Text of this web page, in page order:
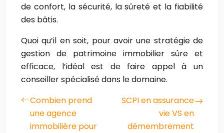
de confort, la sécurité, la sûreté et la fiabilité
des bâtis.
Quoi qu’il en soit, pour avoir une stratégie de
gestion de patrimoine immobilier sûre et
efficace, l’idéal est de faire appel à un
conseiller spécialisé dans le domaine.
Combien prend
une agence
immobilière pour
SCPI en assurance
vie VS en
démembrement